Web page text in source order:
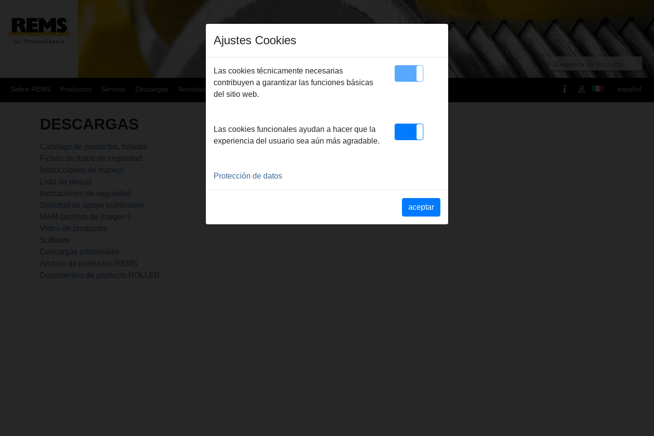
Sobre REMS Productos Servicio Descargas Novedades Sitemap Contacto español
DESCARGAS
Catalogo de productos, folletos
Fichas de datos de seguridad
Instrucciones de manejo
Lista de piezas
Indicaciones de seguridad
Solicitud de apoyo publicitario
MAM (archivo de imagen )
Video de productos
Software
Descargas adicionales
Archivo de productos REMS
Documentos de producto ROLLER
Ajustes Cookies
Las cookies técnicamente necesarias
contribuyen a garantizar las funciones básicas
del sitio web.
Las cookies funcionales ayudan a hacer que la
experiencia del usuario sea aún más agradable.
Protección de datos
aceptar